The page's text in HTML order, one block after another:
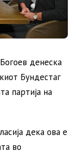
денеска
Бундестаг
партија на
дека ова е
во